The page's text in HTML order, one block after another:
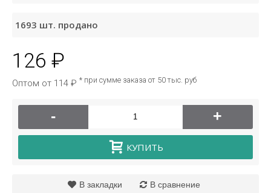
1693 шт. продано
126 ₽
Оптом от 114 ₽ * при сумме заказа от 50 тыс. руб
- +
КУПИТЬ
В закладки В сравнение